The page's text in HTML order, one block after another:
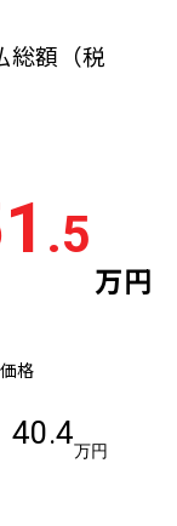
500
少な
総額 （税
.5
万円
格
40.4
万円